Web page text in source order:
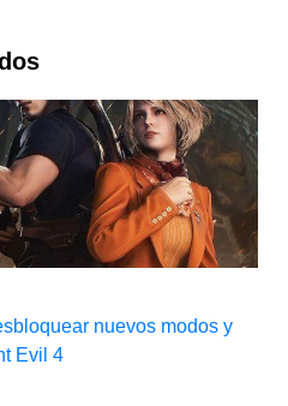
nuevos modos y
Evil 4